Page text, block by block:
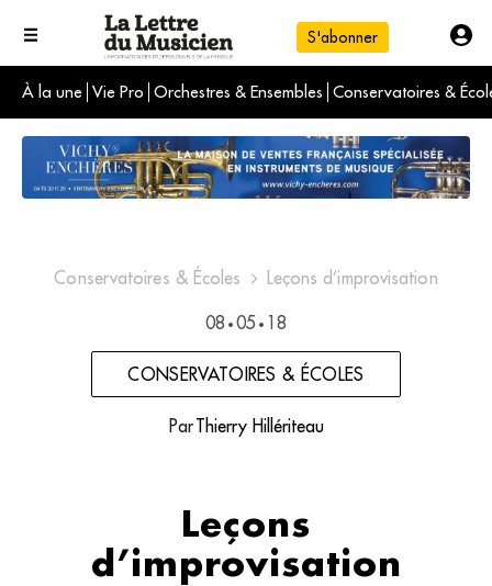
S'abonner
À la une Vie Pro Orchestres & Ensembles Conservatoires &
L'info du jour
Le numéro du mois
International
Conservatoires & Écoles Leçons d’improvisation
08 • 05 • 18
CONSERVATOIRES & ÉCOLES
ParThierry Hillériteau
Leçons
d’improvisation